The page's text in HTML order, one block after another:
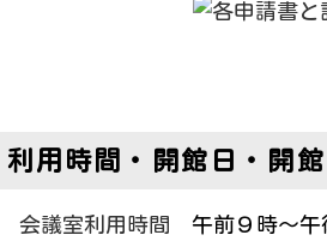
利用時間・開館日・開館
会議室利用時間 午前９時～午